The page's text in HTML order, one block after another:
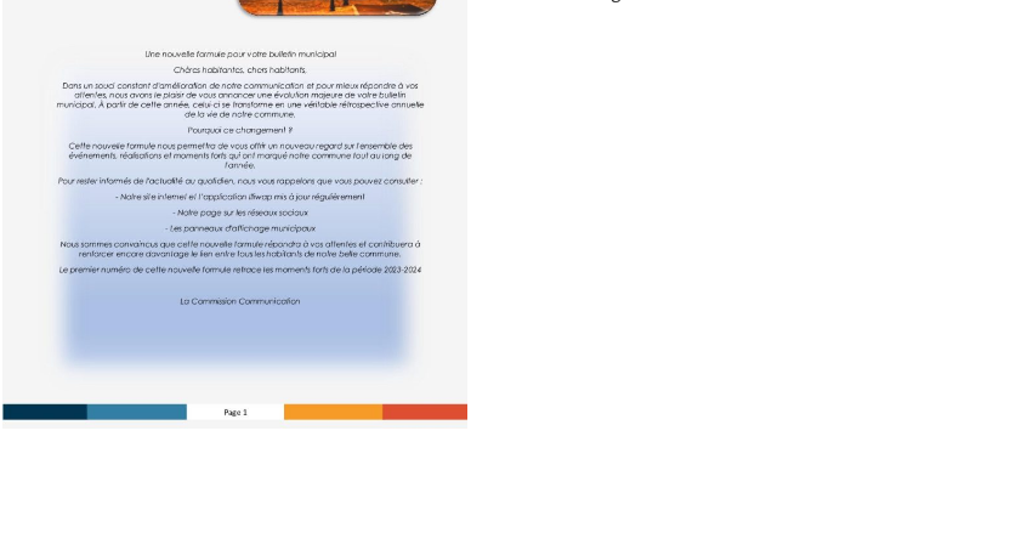
Ableiges le samedi 13 septembre avec un super
agenda ! c’est gratuit [...]En savoir plus
A la recherche de bénévoles pour la
bibliothèque d’Ableiges
La mairie recherche des personnes bénévoles afin
vous possédez un peu [...]En savoir plus